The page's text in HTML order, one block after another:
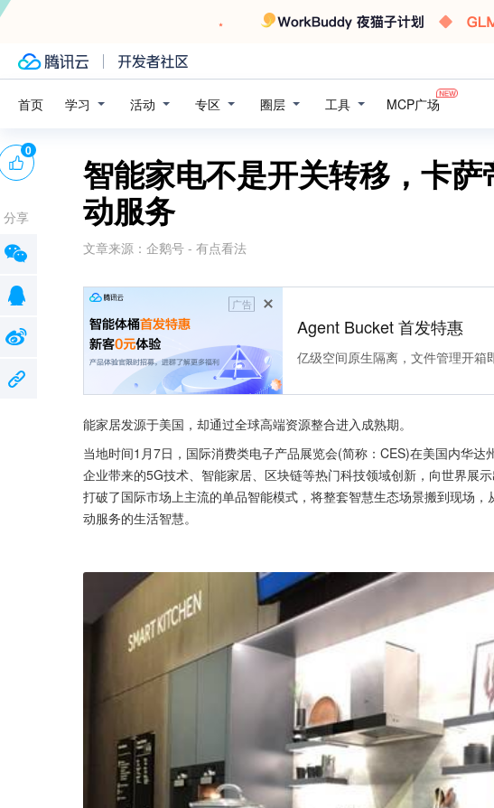
首页 学习 活动 专区 圈层 工具 MCP广场
智能家电不是开关转移，卡
动服务
文章来源： 企鹅号 - 有点看法
广告
Agent Bucket 首发特惠
亿级空间原生隔离，文件管理开箱
能家居发源于美国，却通过全球高端资源整合进入成熟期。
当地时间1月7日，国际消费类电子产品展览会(简称：CES)在美国内华
企业带来的5G技术、智能家居、区块链等热门科技领域创新，向世界展
打破了国际市场上主流的单品智能模式，将整套智慧生态场景搬到现场
动服务的生活智慧。
0
分享